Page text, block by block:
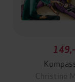
149,-
Christine